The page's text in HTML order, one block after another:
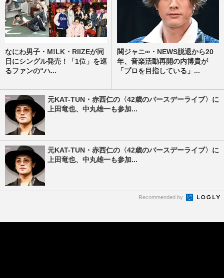
なにわ男子・M!LK・RIIZEが同
日にシングル発売！「1位」を巡
るファンの“ハ...
関ジャニ∞・NEWS脱退から20
年、音楽活動再開の内博貴が
「プロを目指している」...
元KAT-TUN・赤西仁の〈42歳のバースデーライブ〉に
上田竜也、中丸雄一も参加...
元KAT-TUN・赤西仁の〈42歳のバースデーライブ〉に
上田竜也、中丸雄一も参加...
Recommended by